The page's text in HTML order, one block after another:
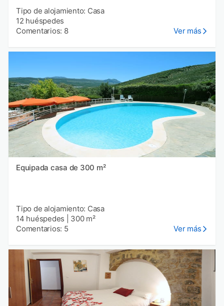
Tipo de alojamiento: Casa
12 huéspedes
Comentarios: 8
Ver más
Equipada casa de 300 m²
Tipo de alojamiento: Casa
14 huéspedes
300 m²
Comentarios: 5
Ver más